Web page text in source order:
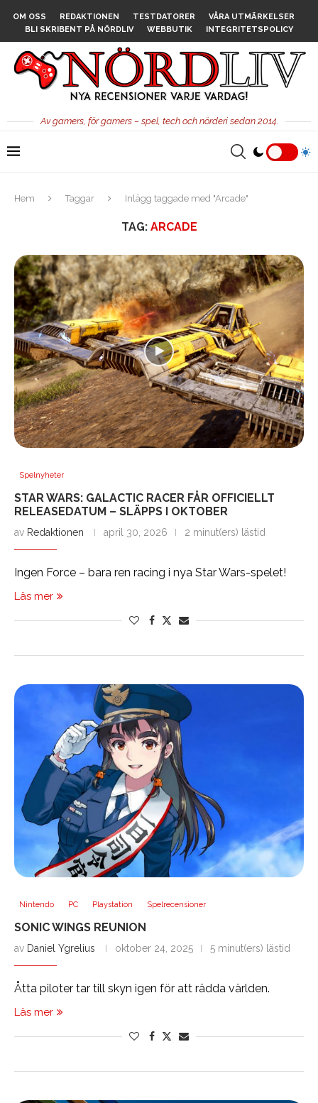
OM OSS REDAKTIONEN TESTDATORER
VÅRA UTMÄRKELSER
BLI SKRIBENT PÅ NÖRDLIV
WEBBUTIK INTEGRITETSPOLICY
Av gamers, för gamers – spel, tech och nörderi sedan 2014.
Hem Taggar Inlägg taggade med "Arcade"
TAG: ARCADE
Spelnyheter
STAR WARS: GALACTIC RACER FÅR OFFICIELLT
RELEASEDATUM – SLÄPPS I OKTOBER
av Redaktionen april 30, 2026 2 minut(ers) lästid
Ingen Force – bara ren racing i nya Star Wars-spelet!
Läs mer
Nintendo PC Playstation Spelrecensioner
SONIC WINGS REUNION
av Daniel Ygrelius oktober 24, 2025 5 minut(ers) lästid
Åtta piloter tar till skyn igen för att rädda världen.
Läs mer